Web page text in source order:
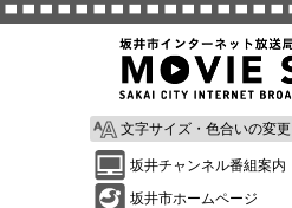
文字サイズ・色合いの変更
坂井チャンネル番組案内
坂井市ホームページ